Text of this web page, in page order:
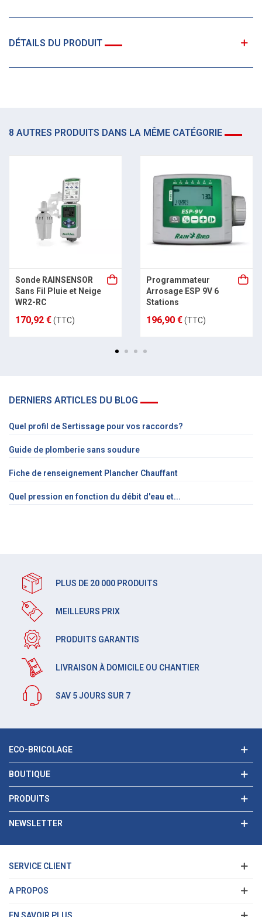
DÉTAILS DU PRODUIT
8 AUTRES PRODUITS DANS LA MÊME CATÉGORIE
Sonde RAINSENSOR
Sans Fil Pluie et Neige
WR2-RC
170,92 €(TTC)
Programmateur
Arrosage ESP 9V 6
Stations
196,90 €(TTC)
DERNIERS ARTICLES DU BLOG
Quel profil de Sertissage pour vos raccords?
Guide de plomberie sans soudure
Fiche de renseignement Plancher Chauffant
Quel pression en fonction du débit d'eau et...
PLUS DE 20 000 PRODUITS
MEILLEURS PRIX
PRODUITS GARANTIS
LIVRAISON À DOMICILE OU CHANTIER
SAV 5 JOURS SUR 7
ECO-BRICOLAGE
BOUTIQUE
PRODUITS
NEWSLETTER
SERVICE CLIENT
A PROPOS
EN SAVOIR PLUS